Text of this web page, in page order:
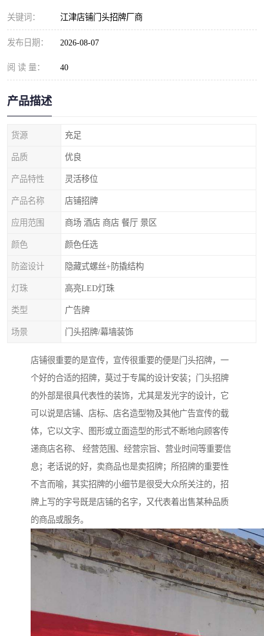
关键词： 江津店铺门头招牌厂商
发布日期： 2026-08-07
阅 读 量： 40
产品描述
货源 充足
品质 优良
产品特性 灵活移位
产品名称 店铺招牌
应用范围 商场 酒店 商店 餐厅 景区
颜色 颜色任选
防盗设计 隐藏式螺丝+防撬结构
灯珠 高亮LED灯珠
类型 广告牌
场景 门头招牌/幕墙装饰
店铺很重要的是宣传，宣传很重要的便是门头招牌，一
个好的合适的招牌，莫过于专属的设计安装；门头招牌
的外部是很具代表性的装饰，尤其是发光字的设计，它
可以说是店铺、店标、店名造型物及其他广告宣传的载
体，它以文字、图形或立面造型的形式不断地向顾客传
递商店名称、 经营范围、经营宗旨、营业时间等重要信
息；老话说的好，卖商品也是卖招牌；所招牌的重要性
不言而喻，其实招牌的小细节是很受大众所关注的，招
牌上写的字号既是店铺的名字，又代表着出售某种品质
的商品或服务。